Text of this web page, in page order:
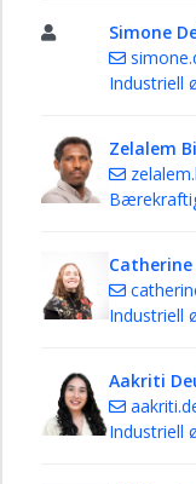
Simone
Industriell
Zelalem
Catherine
Industriell
Aakriti
Industriell